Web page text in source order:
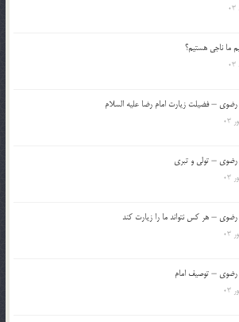
ما ناجی هستیم؟
– فضیلت زیارت امام رضا علیه السلام
– تولی و تبری
– هر کس نتواند ما را زیارت کند
– توصیف امام